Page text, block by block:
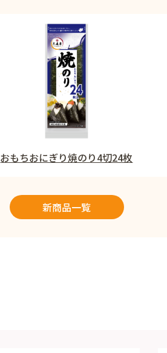
おもちおにぎり焼のり4切24枚
新商品一覧